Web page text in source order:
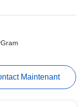
Maintenant